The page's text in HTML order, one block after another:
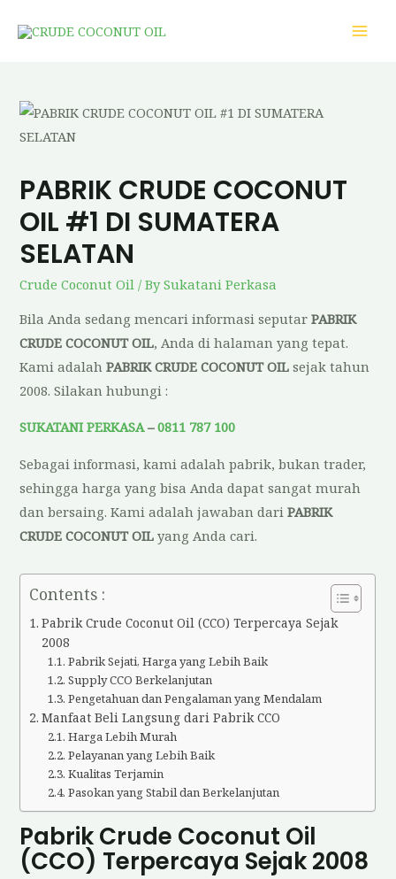
PABRIK CRUDE COCONUT
OIL #1 DI SUMATERA
SELATAN
Crude Coconut Oil / BySukatani Perkasa
Bila Anda sedang mencari informasi seputarPABRIK
CRUDE COCONUT OIL, Anda di halaman yang tepat.
Kami adalahPABRIK CRUDE COCONUT OIL sejak tahun
2008. Silakan hubungi :
SUKATANI PERKASA–0811 787 100
Sebagai informasi, kami adalah pabrik, bukan trader,
sehingga harga yang bisa Anda dapat sangat murah
dan bersaing. Kami adalah jawaban dariPABRIK
CRUDE COCONUT OIL yang Anda cari.
Contents :
Pabrik Crude Coconut Oil (CCO) Terpercaya Sejak
2008
Pabrik Sejati, Harga yang Lebih Baik
Supply CCO Berkelanjutan
Pengetahuan dan Pengalaman yang Mendalam
Manfaat Beli Langsung dari Pabrik CCO
Harga Lebih Murah
Pelayanan yang Lebih Baik
Kualitas Terjamin
Pasokan yang Stabil dan Berkelanjutan
Pabrik Crude Coconut Oil
(CCO) Terpercaya Sejak 2008